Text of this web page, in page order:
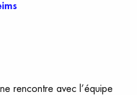
rencontre avec l’équipe